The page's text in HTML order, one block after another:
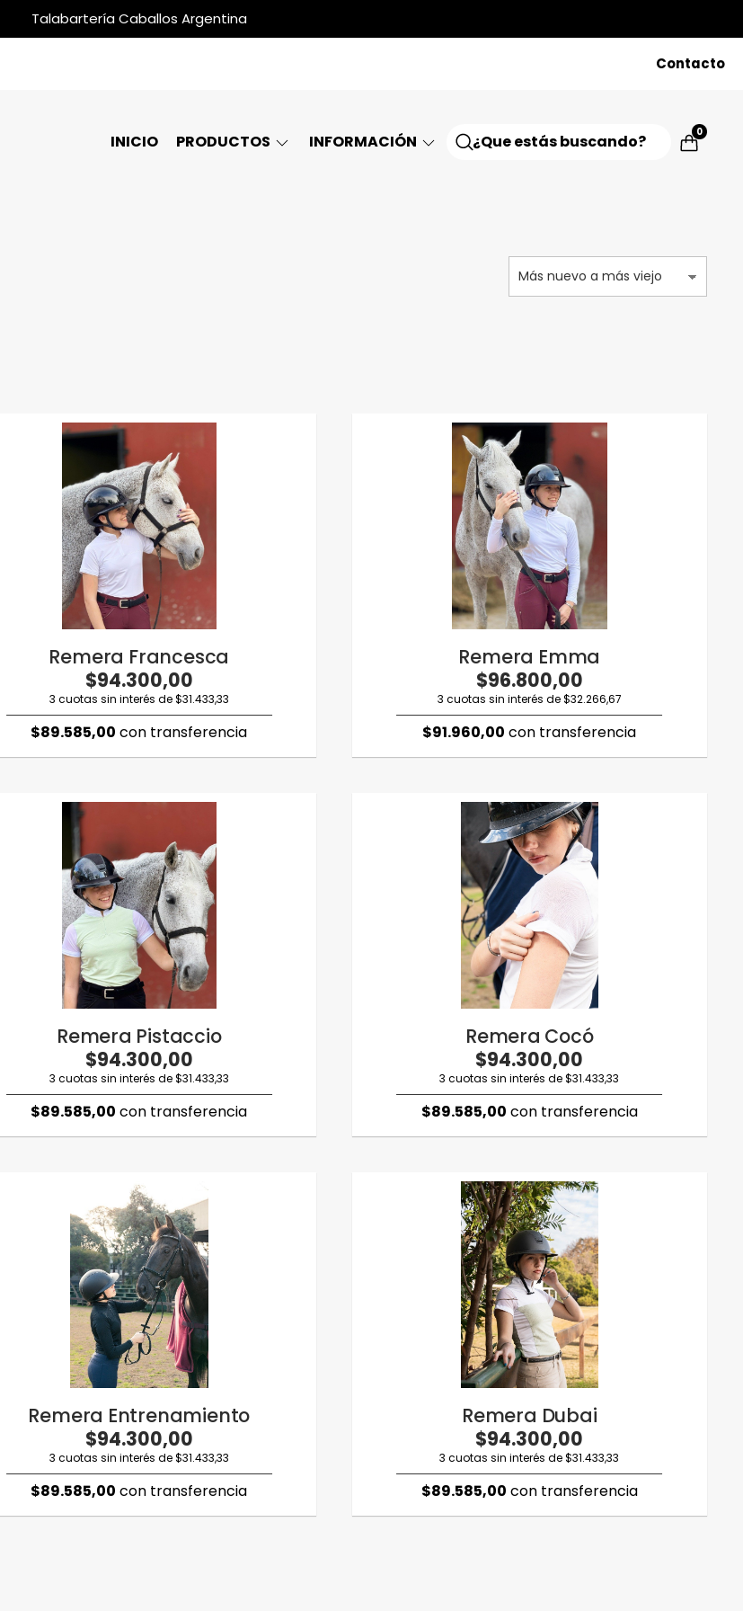
Talabartería Caballos Argentina
Contacto
INICIO PRODUCTOS INFORMACIÓN 0
Remera Francesca
$94.300,00
3 cuotas sin interés de $31.433,33
$89.585,00 con transferencia
Remera Emma
$96.800,00
3 cuotas sin interés de $32.266,67
$91.960,00 con transferencia
Remera Pistaccio
$94.300,00
3 cuotas sin interés de $31.433,33
$89.585,00 con transferencia
Remera Cocó
$94.300,00
3 cuotas sin interés de $31.433,33
$89.585,00 con transferencia
Remera Entrenamiento
$94.300,00
3 cuotas sin interés de $31.433,33
$89.585,00 con transferencia
Remera Dubai
$94.300,00
3 cuotas sin interés de $31.433,33
$89.585,00 con transferencia